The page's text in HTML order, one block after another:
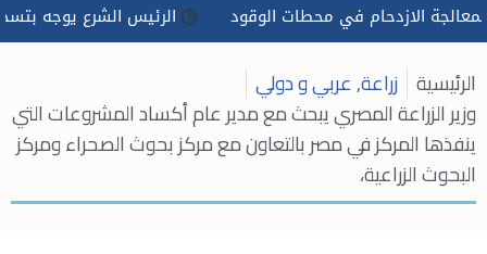
في محطات الوقود الرئيس الشرع يوجه بتسخير كل
الرئيسية زراعة,عربي و دولي
وزير الزراعة المصري يبحث مع مدير عام أكساد المشروعات التي
ينفذها المركز في مصر بالتعاون مع مركز بحوث الصحراء ومركز
البحوث الزراعية،